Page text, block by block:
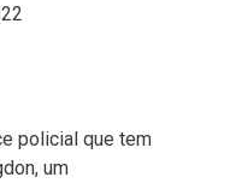
policial que tem
um